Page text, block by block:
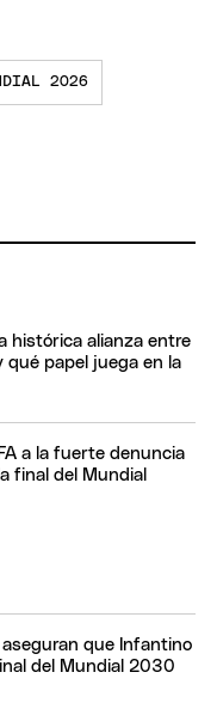
2026
histórica alianza entre
qué papel juega en la
a la fuerte denuncia
final del Mundial
aseguran que Infantino
del Mundial 2030